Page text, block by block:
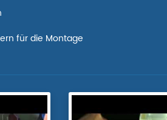
für die Montage